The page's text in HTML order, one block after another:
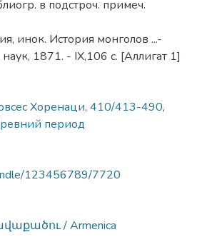
в подстроч. примеч.
инок. История монголов ...-
1871. - IX,106 с. [Аллигат 1]
Хоренаци, 410/413-490,
период
123456789/7720
/ Armenica